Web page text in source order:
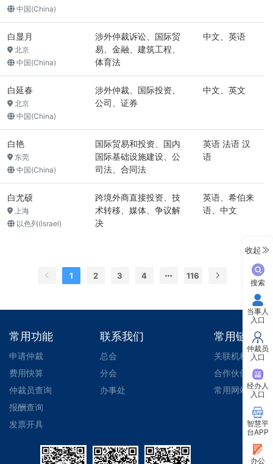
收起
搜索
当事人
入口
仲裁员
入口
经办人
入口
智慧平
台APP
办公
中国(China)
白显月
北京
中国(China)
涉外仲裁诉讼、国际贸
易、金融、建筑工程、
体育法
中文、英语
白延春
北京
中国(China)
涉外仲裁、国际投资、
公司、证券
中文、英文
白艳
东莞
中国(China)
国际贸易和投资、国内
国际基础设施建设、公
司法、合同法
英语 法语 汉
语
白尤硕
上海
以色列(Israel)
跨境外商直接投资、技
术转移、媒体、争议解
决
英语、希伯来
语、中文
1 2 3 4 116
常用功能
申请仲裁
费用快算
仲裁员查询
报酬查询
发票开具
联系我们
总会
分会
办事处
常用链接
关联机构
合作伙伴
常用网站